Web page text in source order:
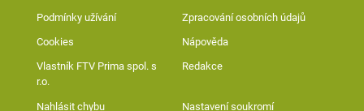
Podmínky užívání Zpracování osobních údajů
Cookies Nápověda
Vlastník FTV Prima spol. s
r.o.
Redakce
Nahlásit chybu Nastavení soukromí